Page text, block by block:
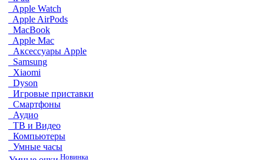
Apple Watch
Apple AirPods
MacBook
Apple Mac
Аксессуары Apple
Samsung
Xiaomi
Dyson
Игровые приставки
Смартфоны
Аудио
ТВ и Видео
Компьютеры
Умные часы
Новинка